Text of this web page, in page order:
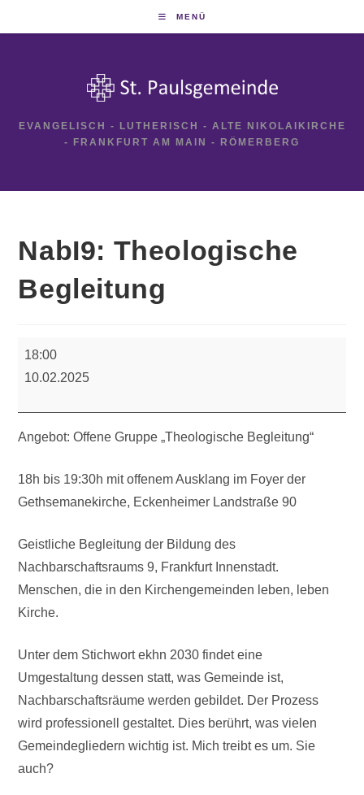
MENÜ
EVANGELISCH - LUTHERISCH - ALTE NIKOLAIKIRCHE
- FRANKFURT AM MAIN - RÖMERBERG
NabI9: Theologische
Begleitung
18:00
10.02.2025
Angebot: Offene Gruppe „Theologische Begleitung“
18h bis 19:30h mit offenem Ausklang im Foyer der
Gethsemanekirche, Eckenheimer Landstraße 90
Geistliche Begleitung der Bildung des
Nachbarschaftsraums 9, Frankfurt Innenstadt.
Menschen, die in den Kirchengemeinden leben, leben
Kirche.
Unter dem Stichwort ekhn 2030 findet eine
Umgestaltung dessen statt, was Gemeinde ist,
Nachbarschaftsräume werden gebildet. Der Prozess
wird professionell gestaltet. Dies berührt, was vielen
Gemeindegliedern wichtig ist. Mich treibt es um. Sie
auch?